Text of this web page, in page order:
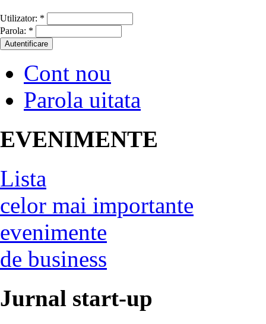
Utilizator: *
Parola: *
Cont nou
Parola uitata
EVENIMENTE
Lista
celor mai importante
evenimente
de business
Jurnal start-up